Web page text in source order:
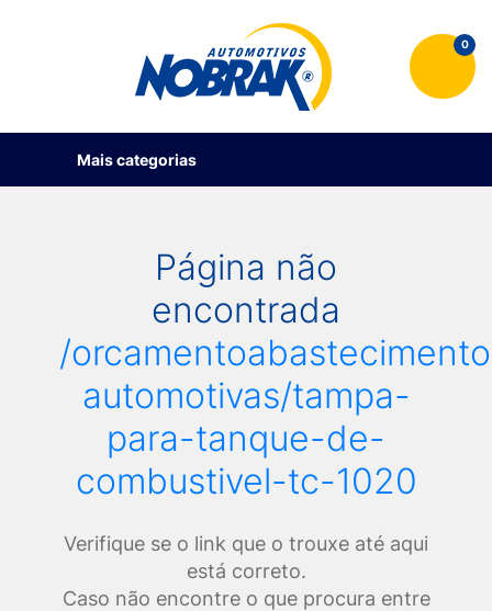
0
Mais categorias
Página não
encontrada
/
automotivas/tampa-
para-tanque-de-
combustivel-tc-1020
Verifique se o link que o trouxe até aqui
está correto.
Caso não encontre o que procura entre